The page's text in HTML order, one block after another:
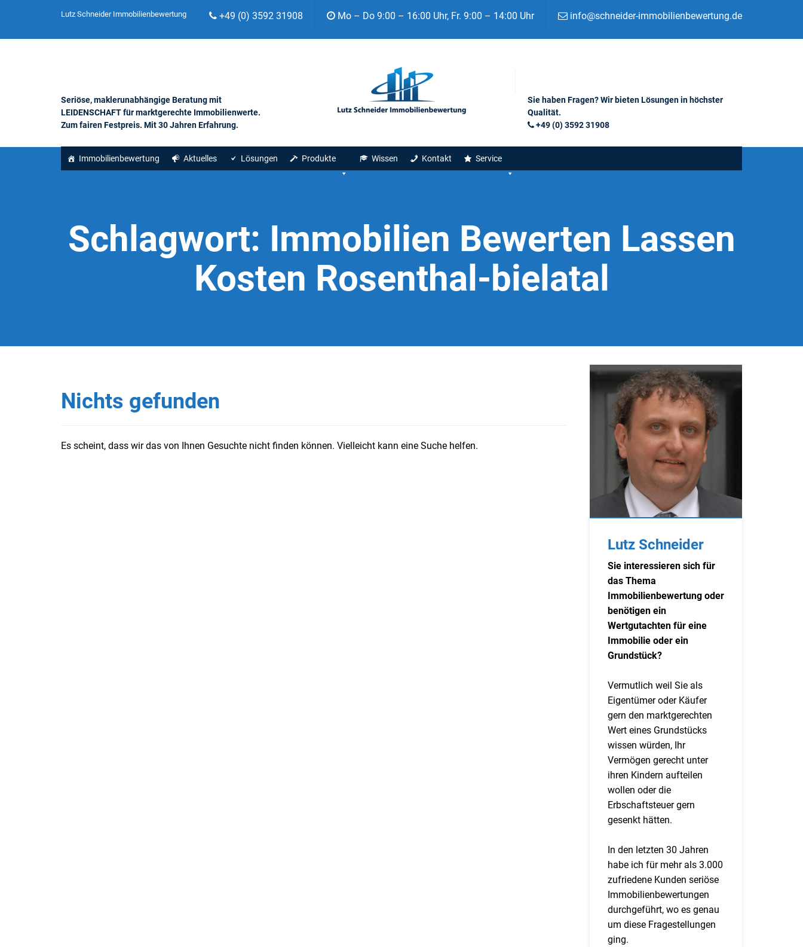
Lutz Schneider Immobilienbewertung +49 (0) 3592 31908 Mo – Do 9:00 – 16:00 Uhr, Fr. 9:00 – 14:00 Uhr info@schneider-immobilienbewertung.de
Seriöse, maklerunabhängige Beratung mit
LEIDENSCHAFT für marktgerechte Immobilienwerte.
Zum fairen Festpreis. Mit 30 Jahren Erfahrung.
Sie haben Fragen? Wir bieten Lösungen in höchster
Qualität.
+49 (0) 3592 31908
Immobilienbewertung Aktuelles Lösungen Produkte Wissen Kontakt Service
Schlagwort: Immobilien Bewerten Lassen
Kosten Rosenthal-bielatal
Nichts gefunden
Es scheint, dass wir das von Ihnen Gesuchte nicht finden können. Vielleicht kann eine Suche helfen.
Lutz Schneider
Sie interessieren sich für
das Thema
Immobilienbewertung oder
benötigen ein
Wertgutachten für eine
Immobilie oder ein
Grundstück?
Vermutlich weil Sie als
Eigentümer oder Käufer
gern den marktgerechten
Wert eines Grundstücks
wissen würden, Ihr
Vermögen gerecht unter
ihren Kindern aufteilen
wollen oder die
Erbschaftsteuer gern
gesenkt hätten.
In den letzten 30 Jahren
habe ich für mehr als 3.000
zufriedene Kunden seriöse
Immobilienbewertungen
durchgeführt, wo es genau
um diese Fragestellungen
ging.